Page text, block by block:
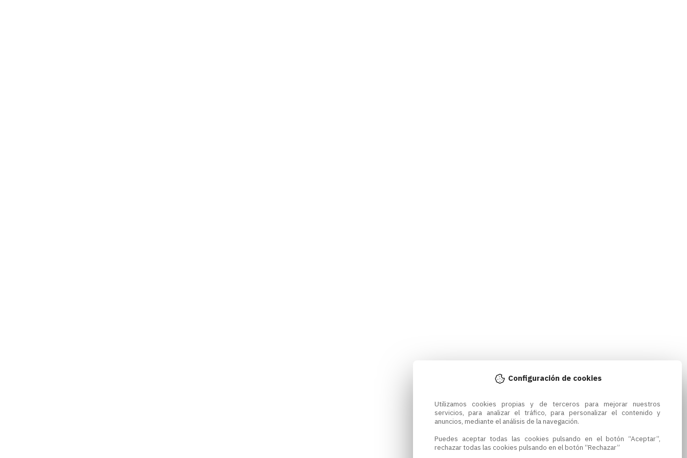
Configuración de cookies
Utilizamos cookies propias y de terceros para mejorar nuestros
servicios, para analizar el tráfico, para personalizar el contenido y
anuncios, mediante el análisis de la navegación.
Puedes aceptar todas las cookies pulsando en el botón “Aceptar”,
rechazar todas las cookies pulsando en el botón “Rechazar”